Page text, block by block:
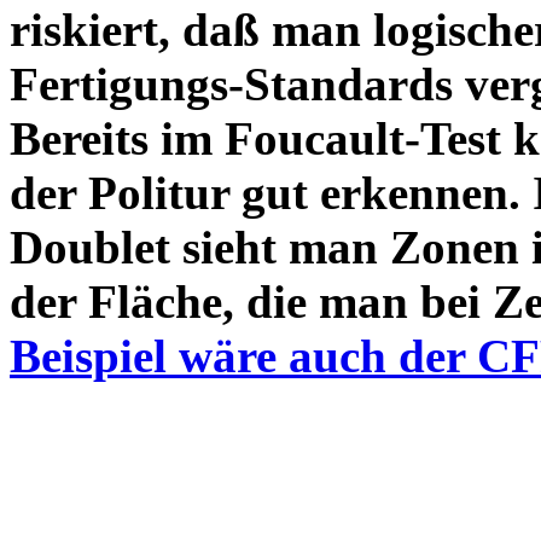
riskiert, daß man
Fertigungs-Standards
Bereits im Foucault-Test
der Politur gut
Doublet sieht man Zonen
der Fläche, die man bei
Beispiel wäre auch der